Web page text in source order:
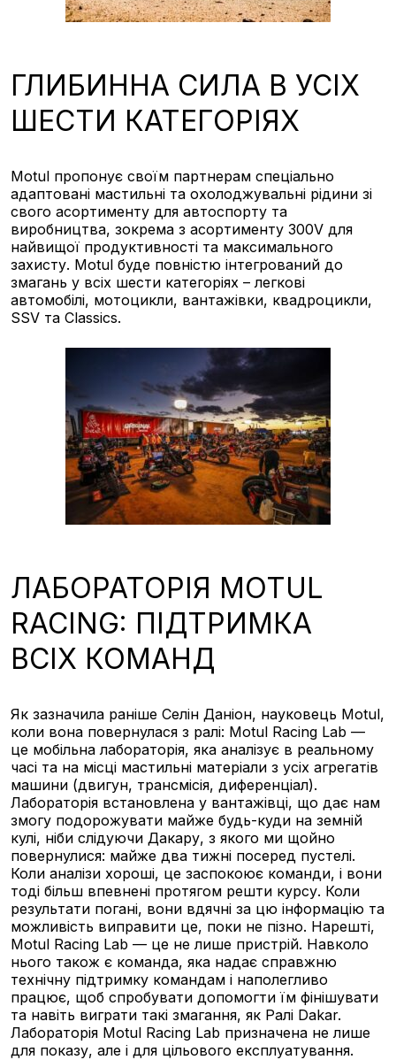
ГЛИБИННА СИЛА В УСІХ
ШЕСТИ КАТЕГОРІЯХ
Motul пропонує своїм партнерам спеціально
адаптовані мастильні та охолоджувальні рідини зі
свого асортименту для автоспорту та
виробництва, зокрема з асортименту 300V для
найвищої продуктивності та максимального
захисту. Motul буде повністю інтегрований до
змагань у всіх шести категоріях – легкові
автомобілі, мотоцикли, вантажівки, квадроцикли,
SSV та Classics.
ЛАБОРАТОРІЯ MOTUL
RACING: ПІДТРИМКА
ВСІХ КОМАНД
Як зазначила раніше Селін Даніон, науковець Motul,
коли вона повернулася з ралі: Motul Racing Lab —
це мобільна лабораторія, яка аналізує в реальному
часі та на місці мастильні матеріали з усіх агрегатів
машини (двигун, трансмісія, диференціал).
Лабораторія встановлена у вантажівці, що дає нам
змогу подорожувати майже будь-куди на земній
кулі, ніби слідуючи Дакару, з якого ми щойно
повернулися: майже два тижні посеред пустелі.
Коли аналізи хороші, це заспокоює команди, і вони
тоді більш впевнені протягом решти курсу. Коли
результати погані, вони вдячні за цю інформацію та
можливість виправити це, поки не пізно. Нарешті,
Motul Racing Lab — це не лише пристрій. Навколо
нього також є команда, яка надає справжню
технічну підтримку командам і наполегливо
працює, щоб спробувати допомогти їм фінішувати
та навіть виграти такі змагання, як Ралі Dakar.
Лабораторія Motul Racing Lab призначена не лише
для показу, але і для цільового експлуатування.